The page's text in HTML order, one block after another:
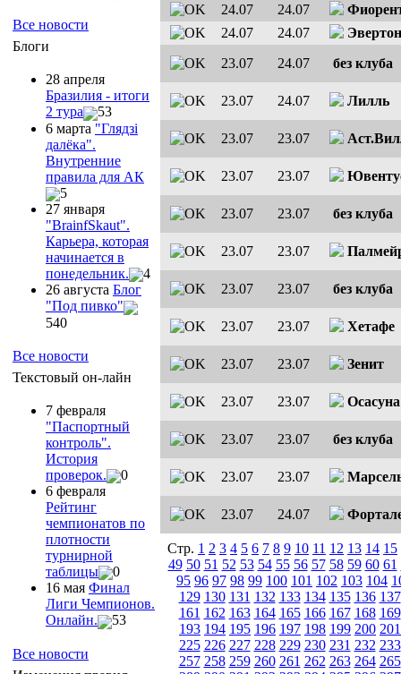
Все новости
Блоги
28 апреля
Бразилия - итоги
2 тура
53
6 марта "Глядзi
далёка".
Внутренние
правила для АК
5
27 января
"ВrainfSkaut".
Карьера, которая
начинается в
понедельник.
4
26 августа Блог
"Под пивко"
540
Все новости
Текстовый он-лайн
7 февраля
"Паспортный
контроль".
История
проверок.
0
6 февраля
Рейтинг
чемпионатов по
плотности
турнирной
таблицы
0
16 мая Финал
Лиги Чемпионов.
Онлайн.
53
Все новости
24.07
24.07
24.07
24.07
Эвертон
23.07
24.07 без клуба
23.07 24.07 Лилль
23.07 23.07
23.07 23.07
23.07 23.07 без клуба
23.07 23.07
23.07 23.07 без клуба
23.07 23.07 Хетафе
23.07 23.07 Зенит
23.07 23.07 Осасуна
23.07 23.07 без клуба
23.07 23.07
23.07 24.07
Стр. 1 2 3 4 5 6 7 8 9 10 11 12 13 14 15
49 50 51 52 53 54 55 56 57 58 59 60 61
95 96 97 98 99 100 101 102 103 104
129 130 131 132 133 134 135 136 137
161 162 163 164 165 166 167 168 169
193 194 195 196 197 198 199 200 201
225 226 227 228 229 230 231 232 233
257 258 259 260 261 262 263 264 265